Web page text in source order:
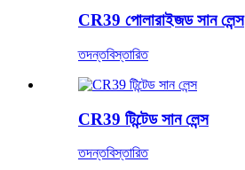
CR39 পোলারাইজড সান লেন্স
তদন্তবিস্তারিত
CR39 টিন্টেড সান লেন্স
তদন্তবিস্তারিত